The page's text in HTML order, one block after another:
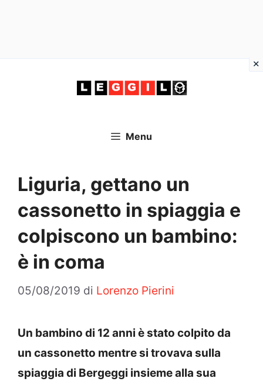
Menu
Liguria, gettano un
cassonetto in spiaggia e
colpiscono un bambino:
è in coma
05/08/2019 di Lorenzo Pierini
Un bambino di 12 anni è stato colpito da
un cassonetto mentre si trovava sulla
spiaggia di Bergeggi insieme alla sua